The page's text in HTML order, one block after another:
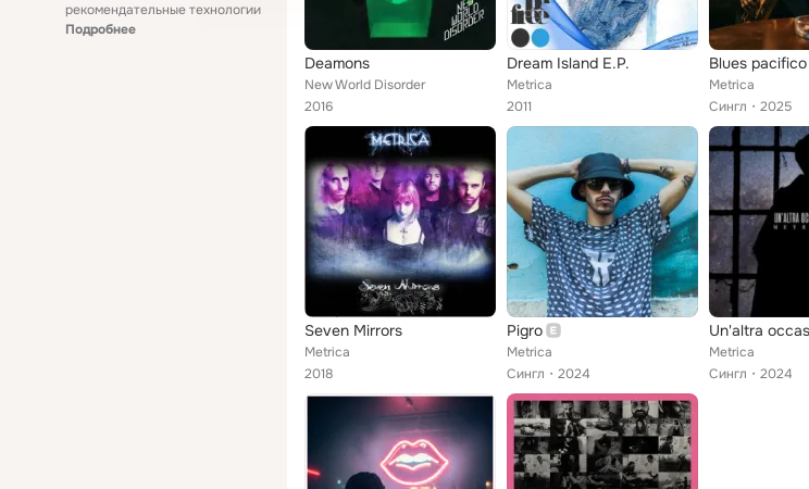
рекомендательные технологии
Подробнее
Deamons
New World Disorder
2016
Dream Island E.P.
Metrica
2011
Blues pacifico
Metrica
Сингл
2025
Seven Mirrors
Metrica
2018
Pigro
Metrica
Сингл
2024
Un'altra
Metrica
Сингл
2024